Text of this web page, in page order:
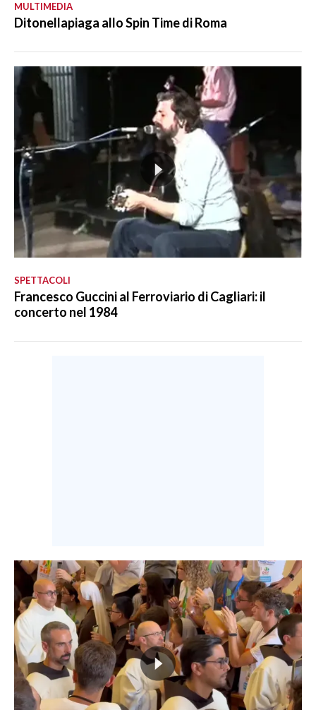
MULTIMEDIA
Ditonellapiaga allo Spin Time di Roma
SPETTACOLI
Francesco Guccini al Ferroviario di Cagliari: il
concerto nel 1984